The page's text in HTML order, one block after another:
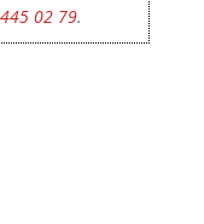
02 79.